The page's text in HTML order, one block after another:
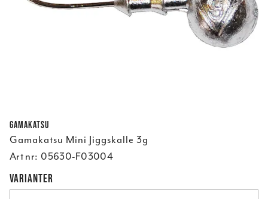
Gamakatsu
Gamakatsu Mini Jiggskalle 3g
Art nr: 05630-F03004
VARIANTER